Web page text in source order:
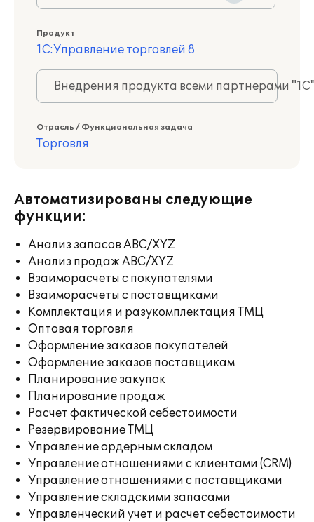
Продукт
1С:Управление торговлей 8
Внедрения продукта всеми партнерами
Отрасль / Функциональная задача
Торговля
Автоматизированы следующие
функции:
Анализ запасов ABC/XYZ
Анализ продаж ABC/XYZ
Взаиморасчеты с покупателями
Взаиморасчеты с поставщиками
Комплектация и разукомплектация ТМЦ
Оптовая торговля
Оформление заказов покупателей
Оформление заказов поставщикам
Планирование закупок
Планирование продаж
Расчет фактической себестоимости
Резервирование ТМЦ
Управление ордерным складом
Управление отношениями с клиентами (CRM)
Управление отношениями с поставщиками
Управление складскими запасами
Управленческий учет и расчет себестоимости